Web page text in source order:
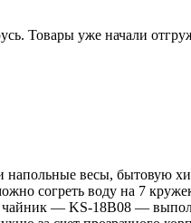
Товары уже начали
весы, бытовую
согреть воду на 7
— KS-18B08 —